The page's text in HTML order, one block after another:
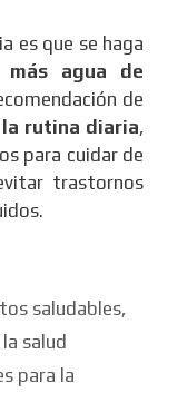
es que se haga
más agua de
de
rutina diaria,
para cuidar de
trastornos
saludables,
salud
para la